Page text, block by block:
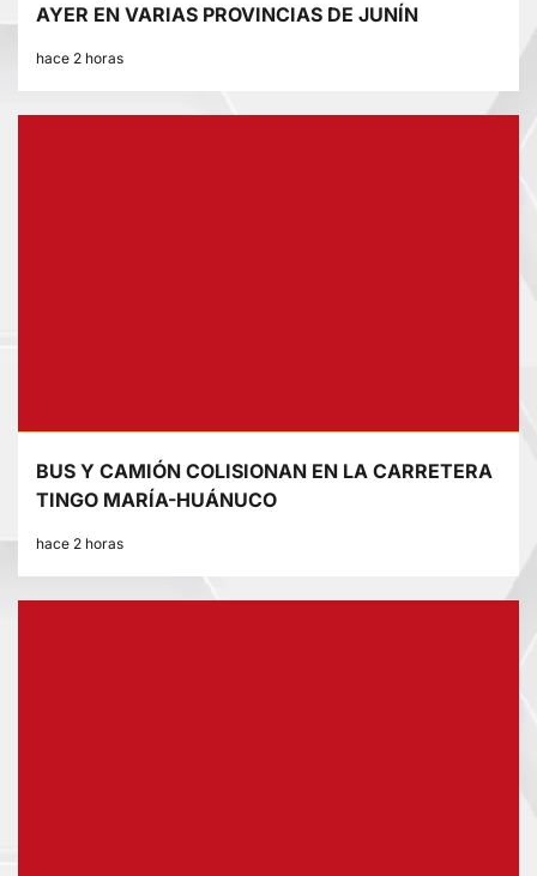
AYER EN VARIAS PROVINCIAS DE JUNÍN
hace 2 horas
BUS Y CAMIÓN COLISIONAN EN LA CARRETERA
TINGO MARÍA-HUÁNUCO
hace 2 horas